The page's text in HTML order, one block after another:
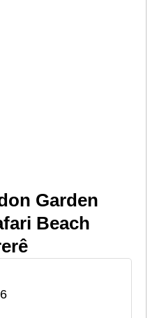
Garden
Beach